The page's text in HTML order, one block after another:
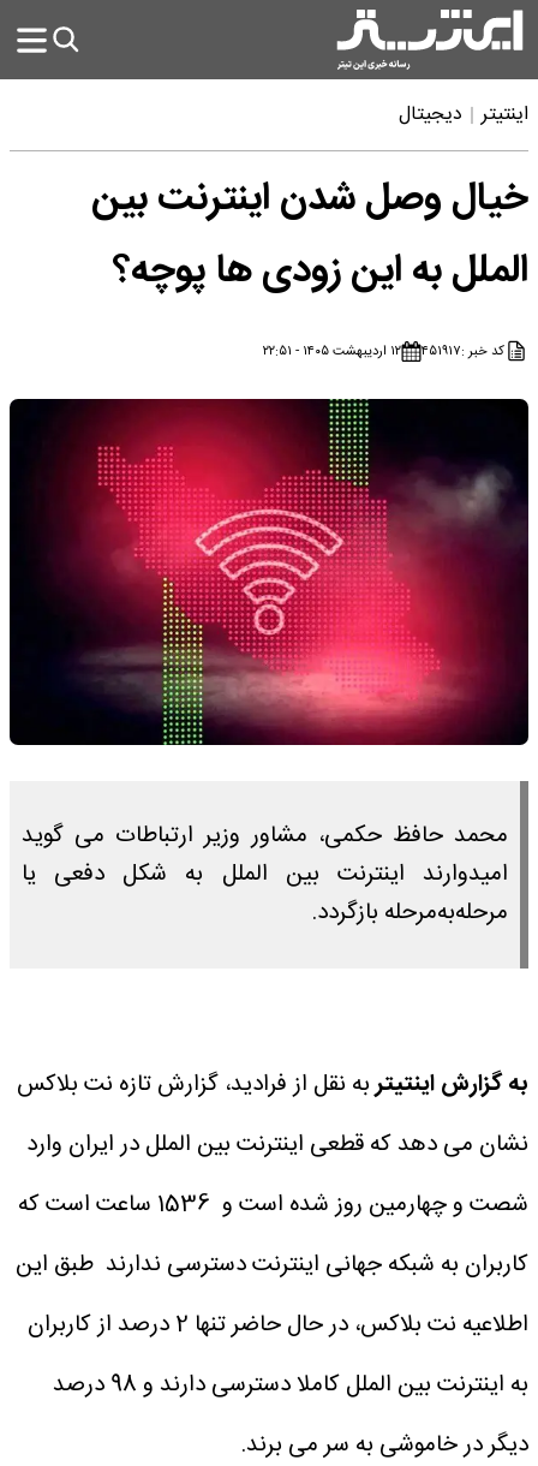
اینتیتر دیجیتال
خیال وصل شدن اینترنت بین
الملل به این زودی ها پوچه؟
کد خبر :۴۵۱۹۱۷ ۱۲ اردیبهشت ۱۴۰۵ - ۲۲:۵۱
محمد حافظ حکمی، مشاور وزیر ارتباطات می گوید
امیدوارند اینترنت بین الملل به شکل دفعی یا
مرحله‌به‌مرحله بازگردد.
به گزارش اینتیتربه نقل از فرادید، گزارش تازه نت بلاکس
نشان می دهد که قطعی اینترنت بین الملل در ایران وارد
شصت و چهارمین روز شده است و 1536 ساعت است که
کاربران به شبکه جهانی اینترنت دسترسی ندارند طبق این
اطلاعیه نت بلاکس، در حال حاضر تنها 2 درصد از کاربران
به اینترنت بین الملل کاملا دسترسی دارند و 98 درصد
دیگر در خاموشی به سر می برند.